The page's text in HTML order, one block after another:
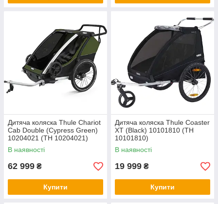
Дитяча коляска Thule Chariot
Cab Double (Cypress Green)
10204021 (TH 10204021)
В наявності
62 999 ₴
Купити
Дитяча коляска Thule Coaster
XT (Black) 10101810 (TH
10101810)
В наявності
19 999 ₴
Купити